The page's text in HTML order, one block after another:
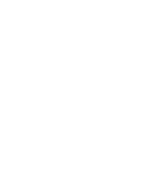
[Bạc Liêu] – Hút Mạnh 100%